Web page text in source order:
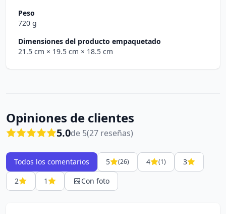
Peso
720 g
Dimensiones del producto empaquetado
21.5 cm × 19.5 cm × 18.5 cm
Opiniones de clientes
5.0de 5(27 reseñas)
Todos los comentarios 5 (26) 4 (1)
3
2
1 Con foto